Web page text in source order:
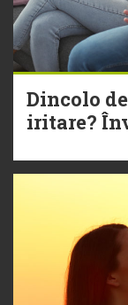
Dincolo
iritare?